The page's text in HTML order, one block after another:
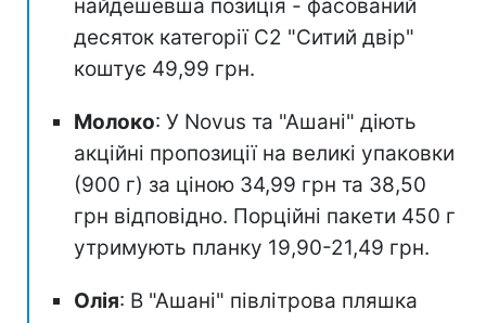
найдешевша позиція - фасований
десяток категорії С2 "Ситий двір"
коштує 49,99 грн.
Молоко: У Novus та "Ашані" діють
акційні пропозиції на великі упаковки
(900 г) за ціною 34,99 грн та 38,50
грн відповідно. Порційні пакети 450 г
утримують планку 19,90-21,49 грн.
Олія: В "Ашані" півлітрова пляшка